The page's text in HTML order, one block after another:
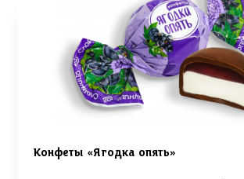
Конфеты «Ягодка опять»